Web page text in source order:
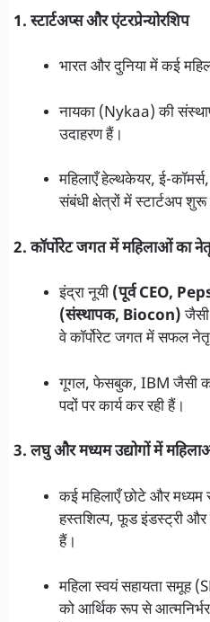
1. स्टार्टअप्स और एंटरप्रेन्योरशिप
भारत और दुनिया में कई
नायका (Nykaa) की
उदाहरण हैं।
महिलाएँ हेल्थकेयर, ई-
संबंधी क्षेत्रों में स्टार्टअप
2. कॉर्पोरेट जगत में महिलाओं का
इंद्रा नूयी (पूर्व CEO,
(संस्थापक, Biocon)जैसी
वे कॉर्पोरेट जगत में सफल
गूगल, फेसबुक, IBM जैसी कई
पदों पर कार्य कर रही हैं।
3. लघु और मध्यम उद्योगों में महिलाओं
कई महिलाएँ छोटे और मध्यम
हस्तशिल्प, फूड इंडस्ट्री और
हैं।
महिला स्वयं सहायता समूह
को आर्थिक रूप से आत्मनिर्भर